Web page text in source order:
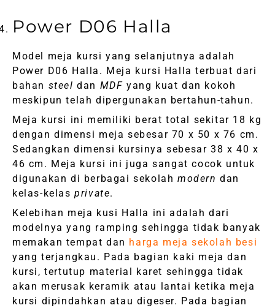
Power D06 Halla
Model meja kursi yang selanjutnya adalah
Power D06 Halla. Meja kursi Halla terbuat dari
bahan steel dan MDF yang kuat dan kokoh
meskipun telah dipergunakan bertahun-tahun.
Meja kursi ini memiliki berat total sekitar 18 kg
dengan dimensi meja sebesar 70 x 50 x 76 cm.
Sedangkan dimensi kursinya sebesar 38 x 40 x
46 cm. Meja kursi ini juga sangat cocok untuk
digunakan di berbagai sekolahmodern dan
kelas-kelasprivate.
Kelebihan meja kusi Halla ini adalah dari
modelnya yang ramping sehingga tidak banyak
memakan tempat dan harga meja sekolah besi
yang terjangkau. Pada bagian kaki meja dan
kursi, tertutup material karet sehingga tidak
akan merusak keramik atau lantai ketika meja
kursi dipindahkan atau digeser. Pada bagian